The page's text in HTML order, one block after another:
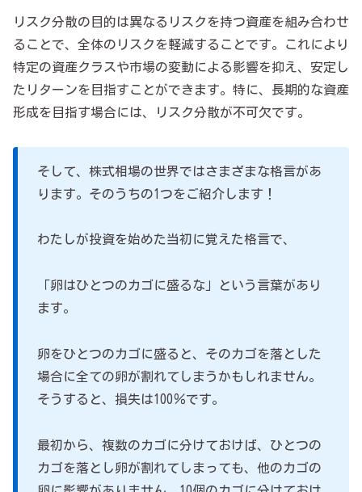
リスク分散の目的は異なるリスクを持つ資産を組み合わせ
ることで、全体のリスクを軽減することです。これにより
特定の資産クラスや市場の変動による影響を抑え、安定し
たリターンを目指すことができます。特に、長期的な資産
形成を目指す場合には、リスク分散が不可欠です。
そして、株式相場の世界ではさまざまな格言があ
ります。そのうちの1つをご紹介します！
わたしが投資を始めた当初に覚えた格言で、
「卵はひとつのカゴに盛るな」という言葉があり
ます。
卵をひとつのカゴに盛ると、そのカゴを落とした
場合に全ての卵が割れてしまうかもしれません。
そうすると、損失は100％です。
最初から、複数のカゴに分けておけば、ひとつの
カゴを落とし卵が割れてしまっても、他のカゴの